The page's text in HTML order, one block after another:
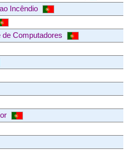
Incêndio
de Computadores